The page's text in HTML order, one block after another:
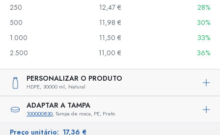
250
12,47 €
28%
500
11,98 €
30%
1.000
11,50 €
33%
2.500
11,00 € 36%
PERSONALIZAR O PRODUTO
HDPE, 30000 ml, Natural
ADAPTAR A TAMPA
100000830, Tampa de rosca, PE, Preto
Preço unitário: 17,36 €